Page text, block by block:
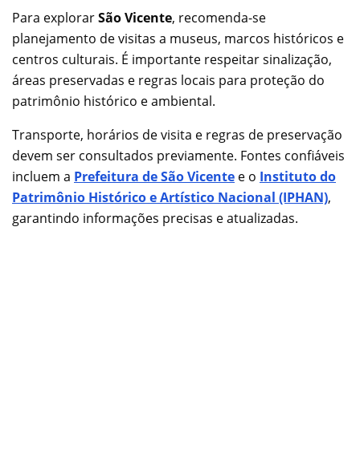
Para explorarSão Vicente, recomenda-se
planejamento de visitas a museus, marcos históricos e
centros culturais. É importante respeitar sinalização,
áreas preservadas e regras locais para proteção do
patrimônio histórico e ambiental.
Transporte, horários de visita e regras de preservação
devem ser consultados previamente. Fontes confiáveis
incluem a Prefeitura de São Vicente e o Instituto do
Patrimônio Histórico e Artístico Nacional (IPHAN),
garantindo informações precisas e atualizadas.